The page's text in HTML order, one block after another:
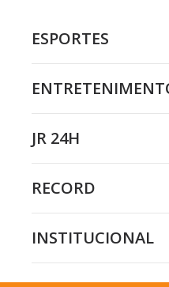
ESPORTES
JR 24H
RECORD
INSTITUCIONAL